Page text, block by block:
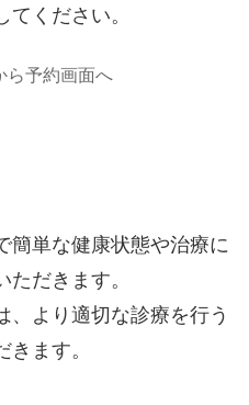
ください。
ら予約画面へ
簡単な健康状態や治療に
だきます。
、より適切な診療を行う
ます。